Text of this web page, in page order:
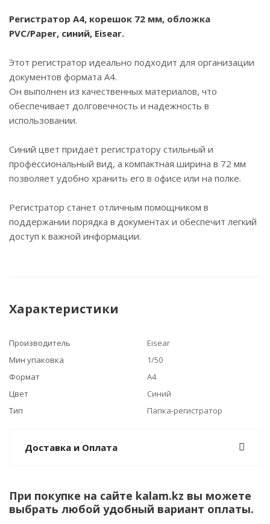
Регистратор A4, корешок 72 мм, обложка
PVC/Paper, синий, Eisear.
Этот регистратор идеально подходит для организации
документов формата A4.
Он выполнен из качественных материалов, что
обеспечивает долговечность и надежность в
использовании.
Синий цвет придаёт регистратору стильный и
профессиональный вид, а компактная ширина в 72 мм
позволяет удобно хранить его в офисе или на полке.
Регистратор станет отличным помощником в
поддержании порядка в документах и обеспечит легкий
доступ к важной информации.
Характеристики
Производитель
Eisear
Мин упаковка
1/50
Формат
А4
Цвет
Синий
Тип
Папка-регистратор
Доставка и Оплата
При покупке на сайте kalam.kz вы можете
выбрать любой удобный вариант оплаты.